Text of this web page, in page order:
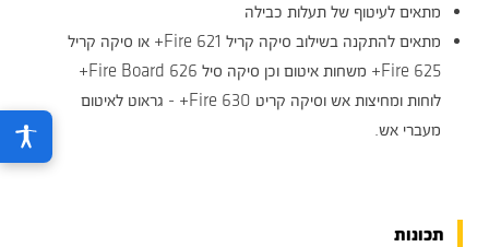
מתאים לעיטוף של תעלות כבילה
מתאים להתקנה בשילוב סיקה קריל 621 Fire+ או סיקה קריל
625 Fire+ משחות איטום וכן סיקה סיל 626 Fire Board+
לוחות ומחיצות אש וסיקה קריט 630 Fire+ - גראוט לאיטום
מעברי אש.
תכונות